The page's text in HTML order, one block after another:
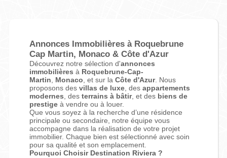
Du moins récent au plus récent
Du plus cher au moins cher
Du moins cher au plus cher
Annonces Immobilières à Roquebrune
Cap Martin, Monaco & Côte d'Azur
Découvrez notre sélection d'annonces
immobilières à Roquebrune-Cap-
Martin, Monaco, et sur la Côte d'Azur. Nous
proposons des villas de luxe, des appartements
modernes, des terrains à bâtir, et des biens de
prestigeà vendre ou à louer.
Que vous soyez à la recherche d’une résidence
principale ou secondaire, notre équipe vous
accompagne dans la réalisation de votre projet
immobilier. Chaque bien est sélectionné avec soin
pour sa qualité et son emplacement.
Pourquoi Choisir Destination Riviera ?